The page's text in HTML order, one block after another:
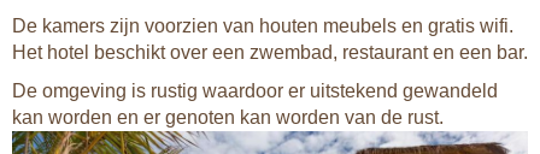
De kamers zijn voorzien van houten meubels en gratis wifi.
Het hotel beschikt over een zwembad, restaurant en een bar.
De omgeving is rustig waardoor er uitstekend gewandeld
kan worden en er genoten kan worden van de rust.